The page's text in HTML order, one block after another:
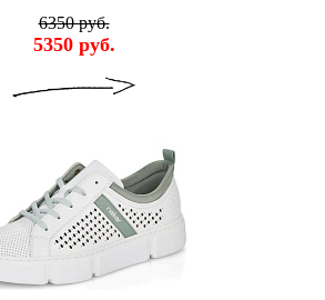
6350 руб.
5350 руб.